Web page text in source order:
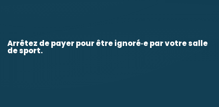
Arrêtez de payer pour être ignoré·e par votre salle
de sport.